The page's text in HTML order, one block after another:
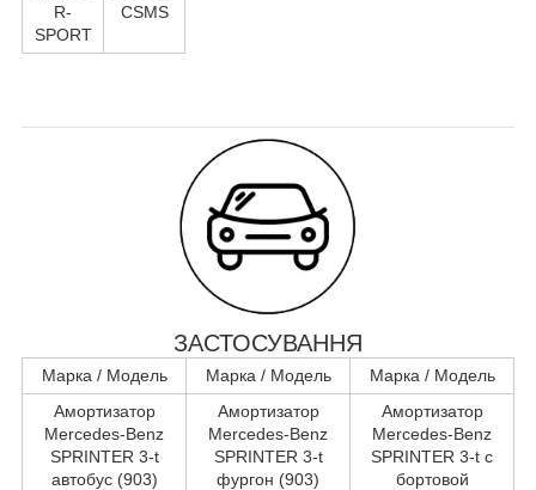
R-
SPORT
CSMS
ЗАСТОСУВАННЯ
Марка / Модель Марка / Модель
Марка / Модель
Амортизатор
Mercedes-Benz
SPRINTER 3-t
автобус (903)
Амортизатор
Mercedes-Benz
SPRINTER 3-t
фургон (903)
Амортизатор
Mercedes-Benz
SPRINTER 3-t c
бортовой